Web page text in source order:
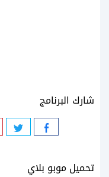
شارك البرنامج
تحميل موبو بلاي